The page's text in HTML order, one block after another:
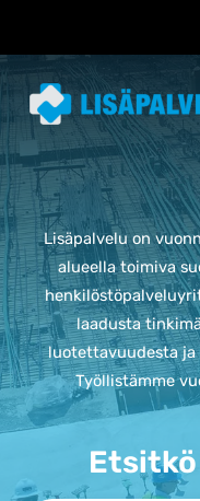
Lisäpalvelu on
alueella toimiva
laadusta
luotettavuudesta ja
Työllistämme